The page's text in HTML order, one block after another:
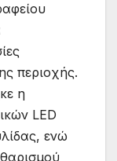
περιοχής.
η
LED
ενώ